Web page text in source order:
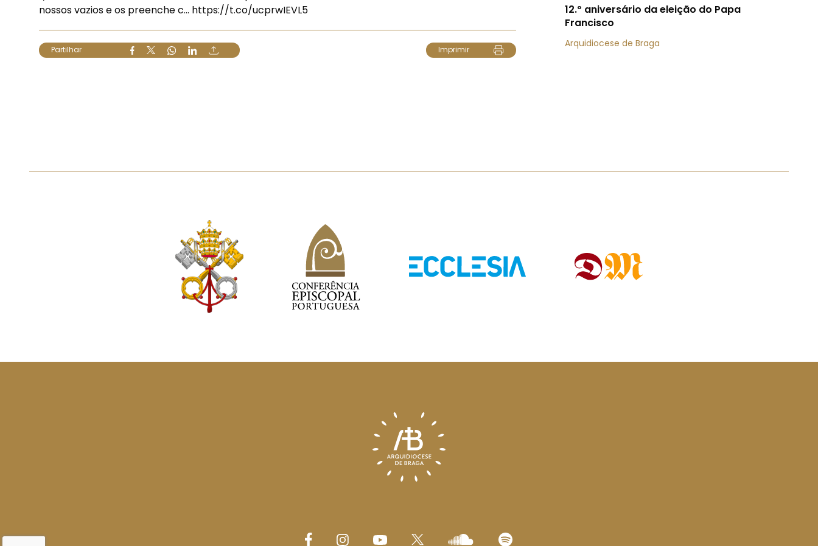
nossos vazios e os preenche c… https://t.co/ucprwIEVL5
Partilhar Imprimir
12.º aniversário da eleição do Papa
Francisco
Arquidiocese de Braga